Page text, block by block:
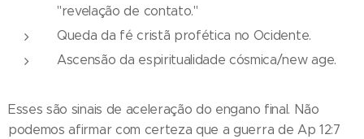
"revelação de contato."
Queda da fé cristã profética no Ocidente.
Ascensão da espiritualidade cósmica/new age.
Esses são sinais de aceleração do engano final. Não
podemos afirmar com certeza que a guerra de Ap 12:7